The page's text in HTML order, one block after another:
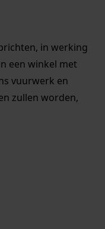
in werking
een winkel met
vuurwerk en
zullen worden,